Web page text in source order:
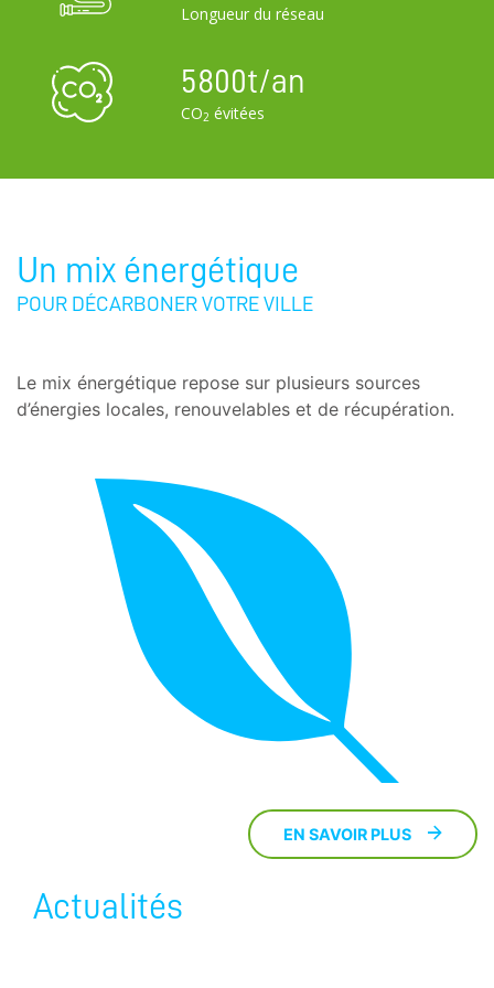
Longueur du réseau
5800t/an
CO2 évitées
Un mix énergétique
POUR DÉCARBONER VOTRE VILLE
Le mix énergétique repose sur plusieurs sources
d’énergies locales, renouvelables et de récupération.
EN SAVOIR PLUS
Actualités